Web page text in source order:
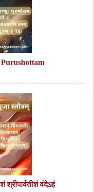
Purushottam
वंदेऽहं